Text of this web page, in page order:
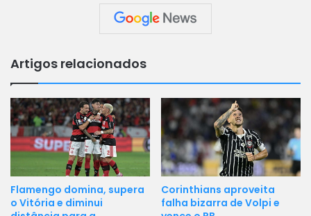
Artigos relacionados
Flamengo domina, supera
o Vitória e diminui
Corinthians aproveita
falha bizarra de Volpi e